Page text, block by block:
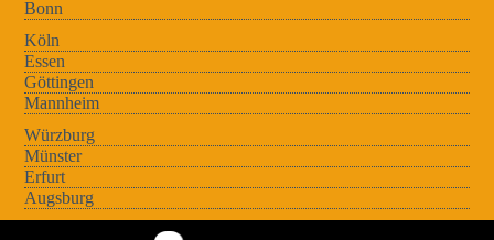
Bonn
Köln
Essen
Göttingen
Mannheim
Würzburg
Münster
Erfurt
Augsburg